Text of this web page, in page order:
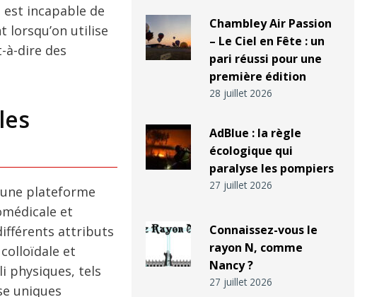
est incapable de
lorsqu’on utilise
à-dire des
plateforme
et
attributs
et
physiques, tels
uniques
Chambley Air Passion
– Le Ciel en Fête : un
pari réussi pour une
première édition
28 juillet 2026
AdBlue : la règle
écologique qui
paralyse les pompiers
27 juillet 2026
Connaissez-vous le
rayon N, comme
Nancy ?
27 juillet 2026